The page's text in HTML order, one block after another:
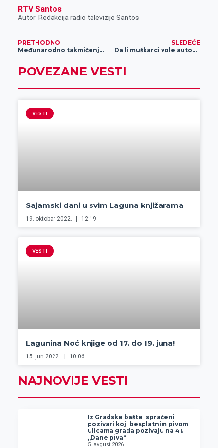
RTV Santos
Autor: Redakcija radio televizije Santos
PRETHODNO
Međunarodno takmičenje duvačkih orkestara „Begej fest 2021“
SLEDEĆE
Da li muškarci vole automobile više od svojih žena?
POVEZANE VESTI
VESTI
Sajamski dani u svim Laguna knjižarama
19. oktobar 2022. 12:19
VESTI
Lagunina Noć knjige od 17. do 19. juna!
15. jun 2022. 10:06
NAJNOVIJE VESTI
Iz Gradske bašte ispraćeni
pozivari koji besplatnim pivom
ulicama grada pozivaju na 41.
„Dane piva“
5. avgust 2026.